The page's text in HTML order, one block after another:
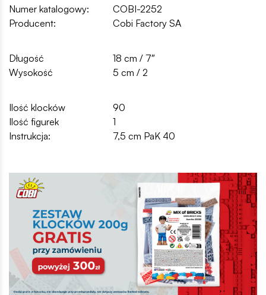
Numer katalogowy:
COBI-2252
Producent:
Cobi Factory SA
Długość
18 cm / 7″
Wysokość
5 cm / 2
Ilość klocków
90
Ilość figurek
1
Instrukcja:
7,5 cm PaK 40